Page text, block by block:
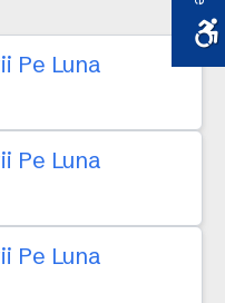
Pe Luna
Pe Luna
Pe Luna